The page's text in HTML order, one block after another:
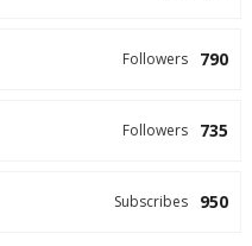
790
Followers
735
Followers
950
Subscribes